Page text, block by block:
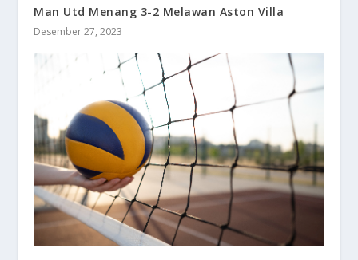
Man Utd Menang 3-2 Melawan Aston Villa
Desember 27, 2023